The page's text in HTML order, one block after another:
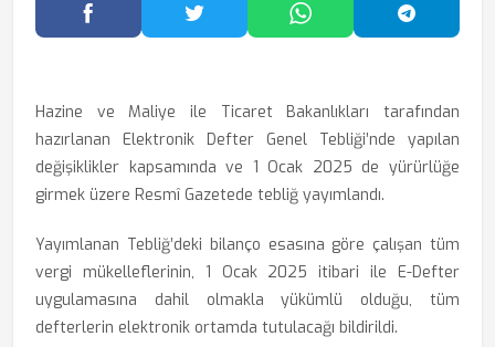
Facebook'ta PaylaşTwitter'da PaylaşWhatsApp'ta Paylaş
Hazine ve Maliye ile Ticaret Bakanlıkları tarafından
hazırlanan Elektronik Defter Genel Tebliği’nde yapılan
değişiklikler kapsamında ve 1 Ocak 2025 de yürürlüğe
girmek üzere Resmî Gazetede tebliğ yayımlandı.
Yayımlanan Tebliğ’deki bilanço esasına göre çalışan tüm
vergi mükelleflerinin, 1 Ocak 2025 itibari ile E-Defter
uygulamasına dahil olmakla yükümlü olduğu, tüm
defterlerin elektronik ortamda tutulacağı bildirildi.